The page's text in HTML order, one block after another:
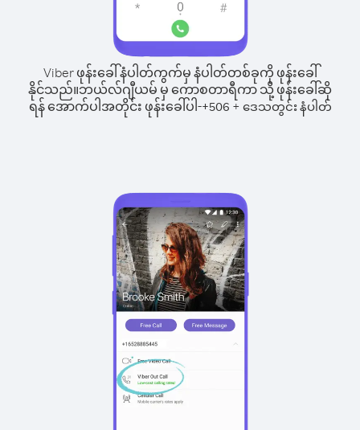
Viber ဖုန်းခေါ်နံပါတ်ကွက်မှ နံပါတ်တစ်ခုကို ဖုန်းခေါ်
နိုင်သည်။ဘယ်လ်ဂျီယမ် မှ ကောစတာရီကာ သို့ ဖုန်းခေါ်ဆို
ရန် အောက်ပါအတိုင်း ဖုန်းခေါ်ပါ-+506 + ဒေသတွင်း နံပါတ်